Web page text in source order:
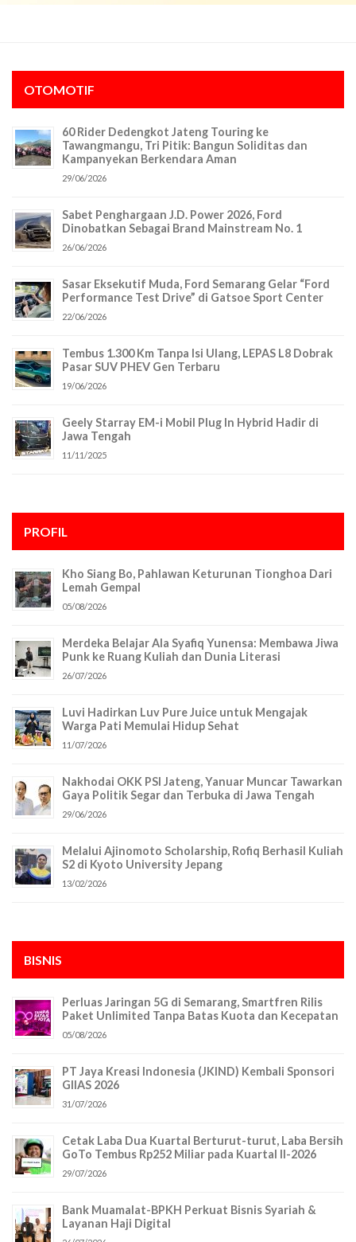
OTOMOTIF
60 Rider Dedengkot Jateng Touring ke
Tawangmangu, Tri Pitik: Bangun Soliditas dan
Kampanyekan Berkendara Aman
29/06/2026
Sabet Penghargaan J.D. Power 2026, Ford
Dinobatkan Sebagai Brand Mainstream No. 1
26/06/2026
Sasar Eksekutif Muda, Ford Semarang Gelar “Ford
Performance Test Drive” di Gatsoe Sport Center
22/06/2026
Tembus 1.300 Km Tanpa Isi Ulang, LEPAS L8 Dobrak
Pasar SUV PHEV Gen Terbaru
19/06/2026
Geely Starray EM-i Mobil Plug In Hybrid Hadir di
Jawa Tengah
11/11/2025
PROFIL
Kho Siang Bo, Pahlawan Keturunan Tionghoa Dari
Lemah Gempal
05/08/2026
Merdeka Belajar Ala Syafiq Yunensa: Membawa Jiwa
Punk ke Ruang Kuliah dan Dunia Literasi
26/07/2026
Luvi Hadirkan Luv Pure Juice untuk Mengajak
Warga Pati Memulai Hidup Sehat
11/07/2026
Nakhodai OKK PSI Jateng, Yanuar Muncar Tawarkan
Gaya Politik Segar dan Terbuka di Jawa Tengah
29/06/2026
Melalui Ajinomoto Scholarship, Rofiq Berhasil Kuliah
S2 di Kyoto University Jepang
13/02/2026
BISNIS
Perluas Jaringan 5G di Semarang, Smartfren Rilis
Paket Unlimited Tanpa Batas Kuota dan Kecepatan
05/08/2026
PT Jaya Kreasi Indonesia (JKIND) Kembali Sponsori
GIIAS 2026
31/07/2026
Cetak Laba Dua Kuartal Berturut-turut, Laba Bersih
GoTo Tembus Rp252 Miliar pada Kuartal II-2026
29/07/2026
Bank Muamalat-BPKH Perkuat Bisnis Syariah &
Layanan Haji Digital